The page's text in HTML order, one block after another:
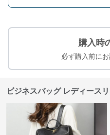
購入時
必ず購入前にお
ビジネスバッグ レディース